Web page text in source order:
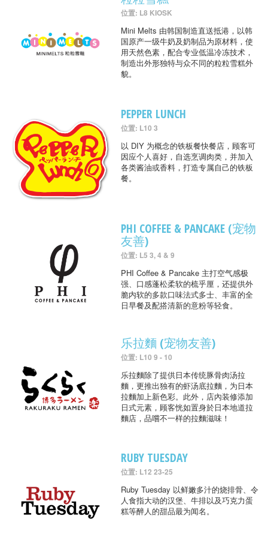
位置: L8 KIOSK
Mini Melts 由韩国制造直送抵港，以韩
国原产一级牛奶及奶制品为原材料，使
用天然色素，配合专业低温冷冻技术，
制造出外形独特与众不同的粒粒雪糕外
貌。
PEPPER LUNCH
位置: L10 3
以 DIY 为概念的铁板餐快餐店，顾客可
因应个人喜好，自选烹调肉类，并加入
各类酱油或香料，打造专属自己的铁板
餐。
PHI COFFEE & PANCAKE (宠物
友善)
位置: L5 3, 4 & 9
PHI Coffee & Pancake 主打空气感极
强、口感蓬松柔软的梳乎厘，还提供外
脆内软的多款口味法式多士、丰富的全
日早餐及配搭清新的意粉等轻食。
乐拉麵 (宠物友善)
位置: L10 9 - 10
乐拉麵除了提供日本传统豚骨肉汤拉
麵，更推出独有的虾汤底拉麵，为日本
拉麵加上新色彩。此外，店內装修添加
日式元素，顾客恍如置身於日本地道拉
麵店，品嚐不一样的拉麵滋味！
RUBY TUESDAY
位置: L12 23-25
Ruby Tuesday 以鲜嫩多汁的烧排骨、令
人食指大动的汉堡、牛排以及巧克力蛋
糕等醉人的甜品最为闻名。